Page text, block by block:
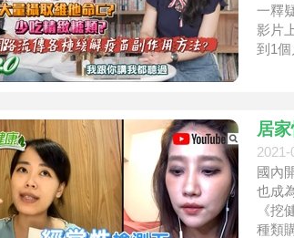
一釋
影片
到1
居
2021-
國內
也成
《挖
種類